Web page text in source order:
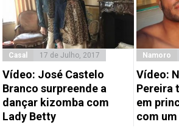
Casal 17 de Julho, 2017
Vídeo: José Castelo
Branco surpreende a
dançar kizomba com
Lady Betty
Namoro
Vídeo:
Pereira
em
com